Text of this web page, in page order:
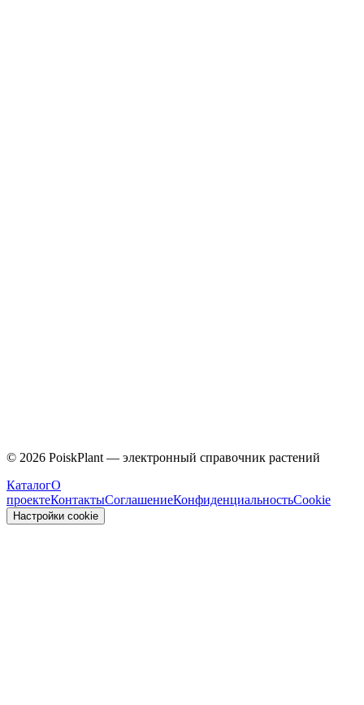
© 2026 PoiskPlant — электронный справочник растений
КаталогО
проектеКонтактыСоглашениеКонфиденциальностьCookie
Настройки cookie